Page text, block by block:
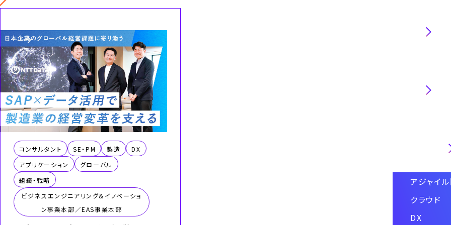
コンサルタント SE・PM 製造
DX
アプリケーション
グローバル
組織・戦略
ビジネスエンジニアリング＆イノベーショ
ン事業本部／EAS事業本部
アジャイ
クラウド
DX